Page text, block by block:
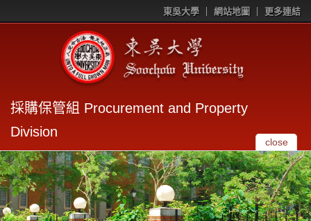
東吳大學 網站地圖 更多連結
採購保管組 Procurement and Property
Division
close